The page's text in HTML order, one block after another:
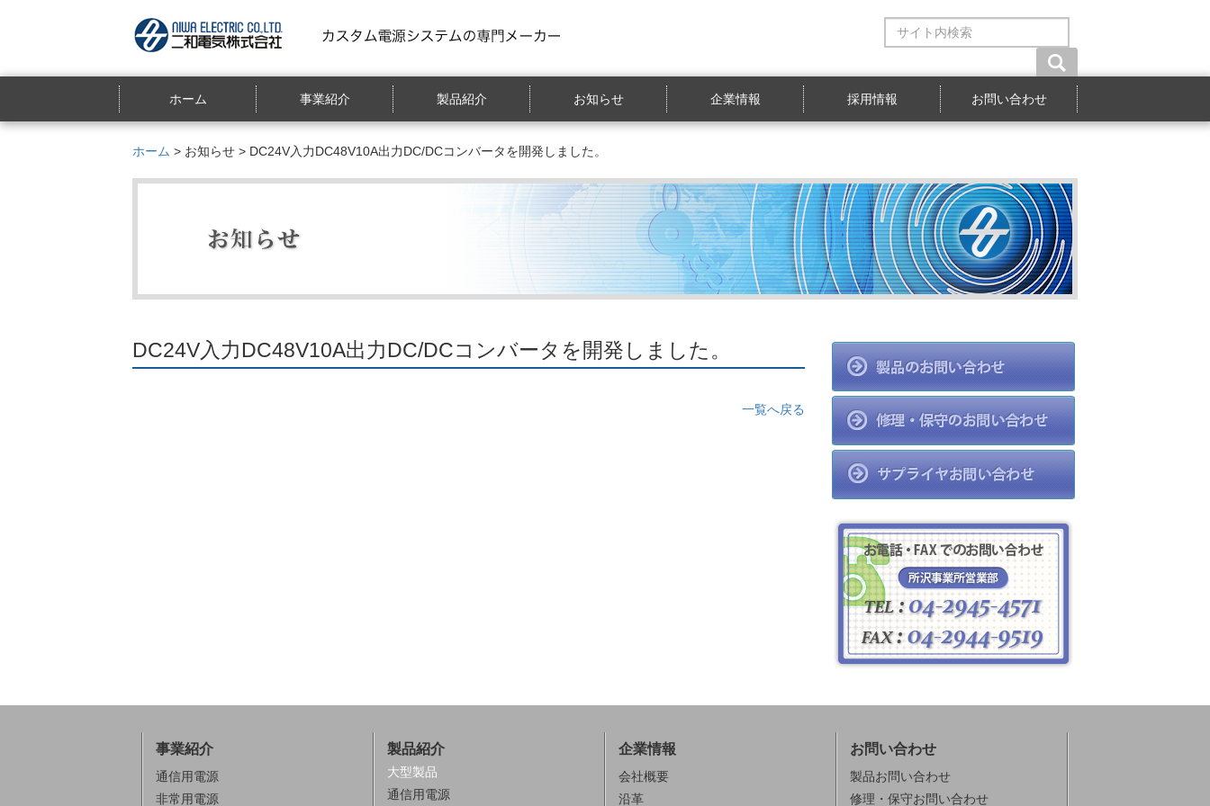
イ
内
検
ホーム 事業紹介 製品紹介 お知らせ 企業情報 採用情報 お問い合わせ
ホーム > お知らせ > DC24V入力DC48V10A出力DC/DCコンバータを開発しました。
DC24V入力DC48V10A出力DC/DCコンバータを開発しました。
一覧へ戻る
事業紹介
通信用電源
非常用電源
製品紹介
大型製品
通信用電源
企業情報
会社概要
沿革
お問い合わせ
製品お問い合わせ
修理・保守お問い合わせ